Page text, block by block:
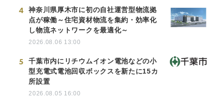
4
神奈川県厚木市に初の自社運営型物流拠
点が稼働～住宅資材物流を集約・効率化
し物流ネットワークを最適化～
2026.08.06 13:00
5
千葉市内にリチウムイオン電池などの小
型充電式電池回収ボックスを新たに15カ
所設置
2026.08.05 16:00